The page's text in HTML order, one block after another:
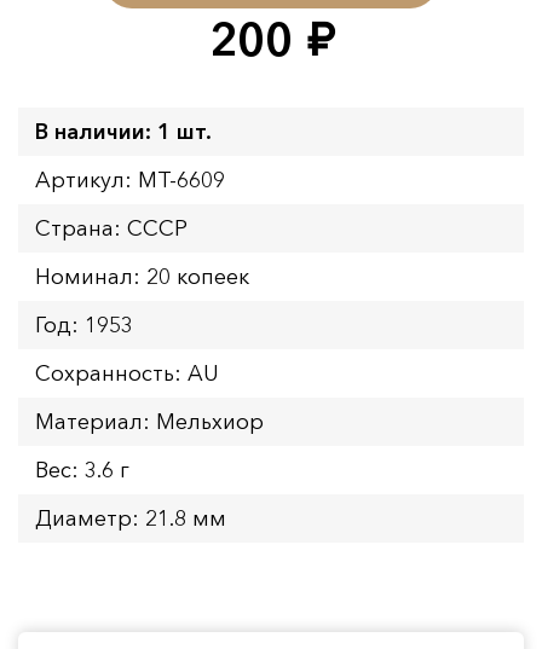
200 руб.
В наличии: 1 шт.
Артикул: MT-6609
Страна: СССР
Номинал: 20 копеек
Год: 1953
Сохранность: AU
Материал: Мельхиор
Вес: 3.6 г
Диаметр: 21.8 мм